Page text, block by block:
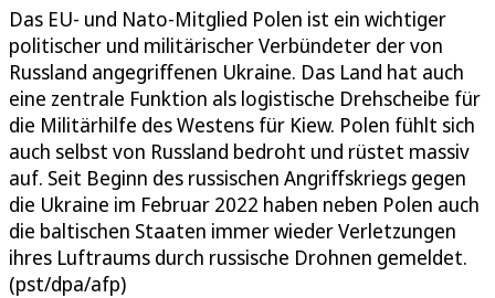
Das EU- und Nato-Mitglied Polen ist ein wichtiger
politischer und militärischer Verbündeter der von
Russland angegriffenen Ukraine. Das Land hat auch
eine zentrale Funktion als logistische Drehscheibe für
die Militärhilfe des Westens für Kiew. Polen fühlt sich
auch selbst von Russland bedroht und rüstet massiv
auf. Seit Beginn des russischen Angriffskriegs gegen
die Ukraine im Februar 2022 haben neben Polen auch
die baltischen Staaten immer wieder Verletzungen
ihres Luftraums durch russische Drohnen gemeldet.
(pst/dpa/afp)